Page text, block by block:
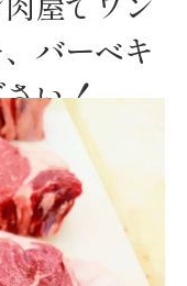
バーベキ
い！